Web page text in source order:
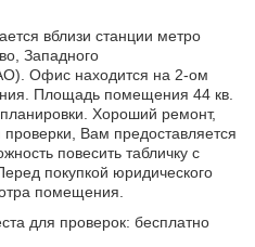
вблизи станции метро
Западного
Офис находится на 2-ом
Площадь помещения 44 кв.
Хороший ремонт,
Вам предоставляется
повесить табличку с
покупкой юридического
помещения.
для проверок: бесплатно